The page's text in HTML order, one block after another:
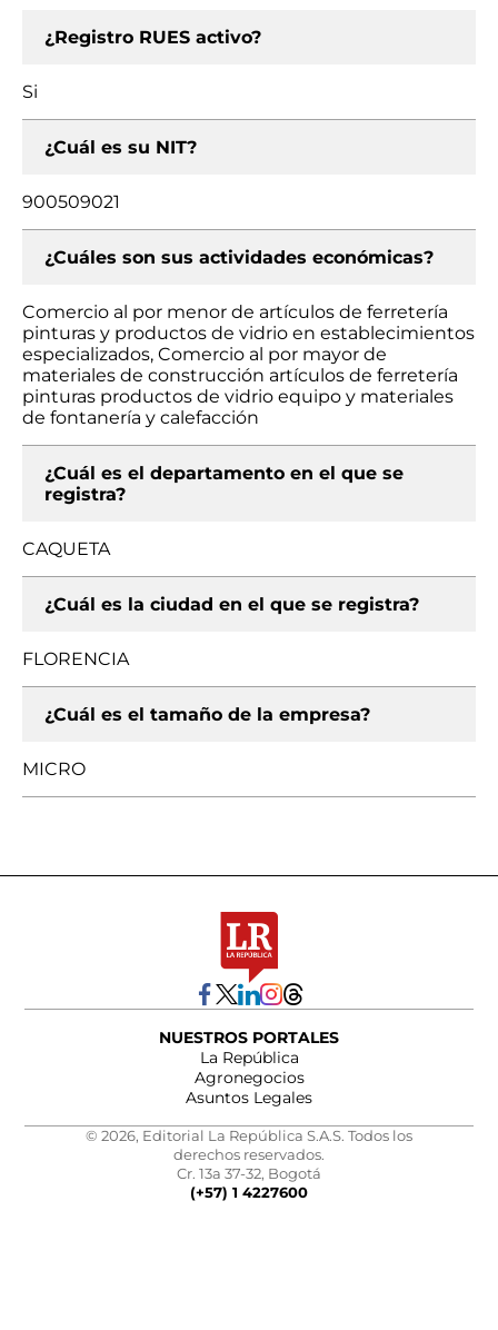
¿Registro RUES activo?
Si
¿Cuál es su NIT?
900509021
¿Cuáles son sus actividades económicas?
Comercio al por menor de artículos de ferretería
pinturas y productos de vidrio en establecimientos
especializados, Comercio al por mayor de
materiales de construcción artículos de ferretería
pinturas productos de vidrio equipo y materiales
de fontanería y calefacción
¿Cuál es el departamento en el que se
registra?
CAQUETA
¿Cuál es la ciudad en el que se registra?
FLORENCIA
¿Cuál es el tamaño de la empresa?
MICRO
NUESTROS PORTALES
La República
Agronegocios
Asuntos Legales
© 2026, Editorial La República S.A.S. Todos los
derechos reservados.
Cr. 13a 37-32, Bogotá
(+57) 1 4227600